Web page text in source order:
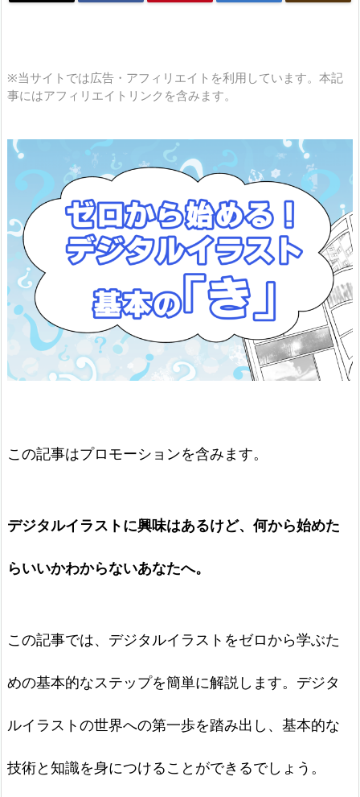
※当サイトでは広告・アフィリエイトを利用しています。本記
事にはアフィリエイトリンクを含みます。
この記事はプロモーションを含みます。
デジタルイラストに興味はあるけど、何から始めた
らいいかわからないあなたへ。
この記事では、デジタルイラストをゼロから学ぶた
めの基本的なステップを簡単に解説します。デジタ
ルイラストの世界への第一歩を踏み出し、基本的な
技術と知識を身につけることができるでしょう。